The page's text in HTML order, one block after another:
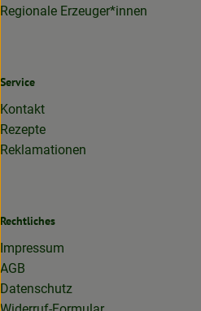
Regionale Erzeuger*innen
Service
Kontakt
Rezepte
Reklamationen
Rechtliches
Impressum
AGB
Datenschutz